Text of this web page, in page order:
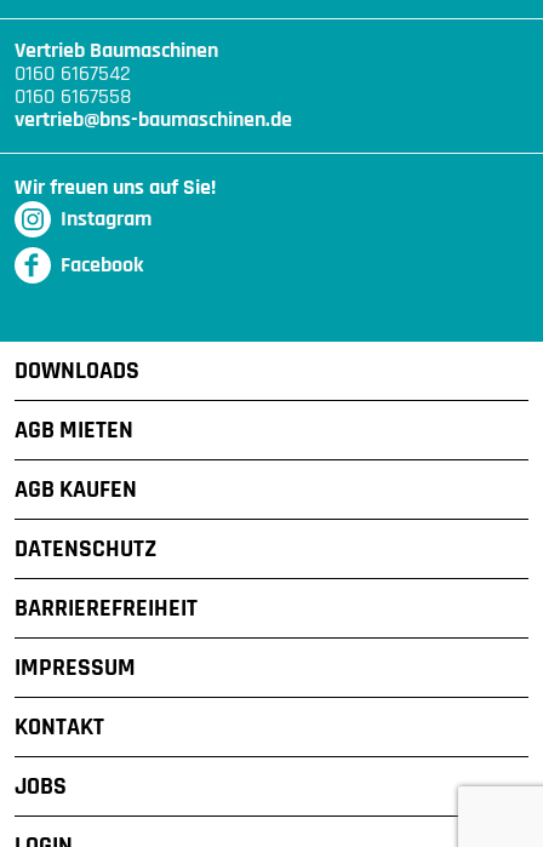
Vertrieb Baumaschinen
0160 6167542
0160 6167558
vertrieb@bns-baumaschinen.de
Wir freuen uns auf Sie!
Instagram
Facebook
DOWNLOADS
AGB MIETEN
AGB KAUFEN
DATENSCHUTZ
BARRIEREFREIHEIT
IMPRESSUM
KONTAKT
JOBS